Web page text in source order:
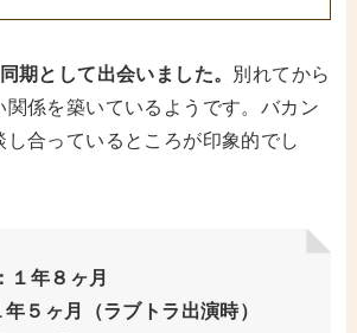
期として出会いました。 別れてから
関係を築いているようです。バカン
し合っているところが印象的でし
１年８ヶ月
５ヶ月（ラブトラ出演時）